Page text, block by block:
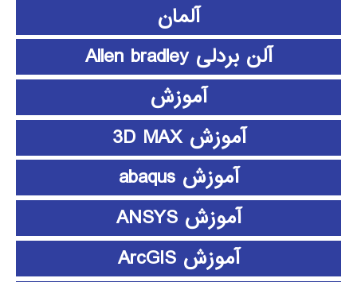
آلمان
آلن بردلی Allen bradley
آموزش
آموزش 3D MAX
آموزش abaqus
آموزش ANSYS
آموزش ArcGIS